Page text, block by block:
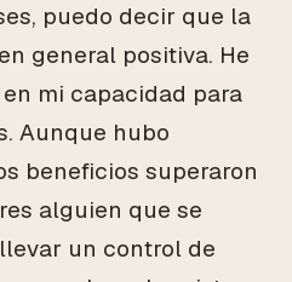
puedo decir que la
general positiva. He
mi capacidad para
Aunque hubo
beneficios superaron
alguien que se
un control de